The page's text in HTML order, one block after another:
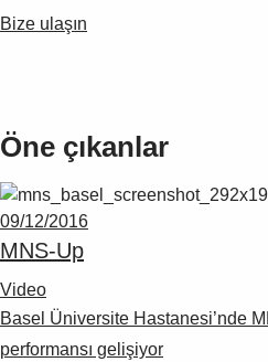
Shopping list preview
Bize ulaşın
Öne çıkanlar
09/12/2016
MNS-Up
Video
Basel Üniversite Hastanesi’nde
performansı gelişiyor